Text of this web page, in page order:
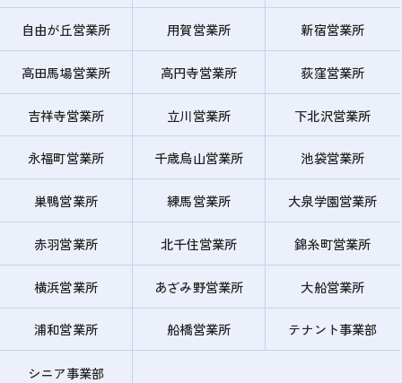
自由が丘営業所 用賀営業所 新宿営業所
高田馬場営業所 高円寺営業所 荻窪営業所
吉祥寺営業所 立川営業所 下北沢営業所
永福町営業所 千歳烏山営業所 池袋営業所
巣鴨営業所 練馬営業所 大泉学園営業所
赤羽営業所 北千住営業所 錦糸町営業所
横浜営業所 あざみ野営業所 大船営業所
浦和営業所 船橋営業所 テナント事業部
シニア事業部